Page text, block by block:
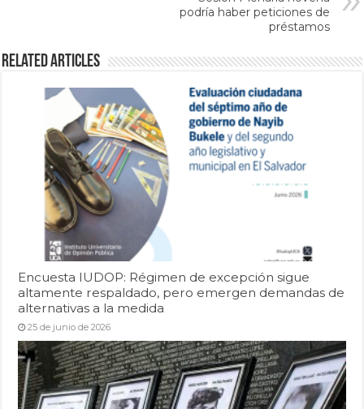
podría haber peticiones de
préstamos
Related Articles
Encuesta IUDOP: Régimen de excepción sigue
altamente respaldado, pero emergen demandas de
alternativas a la medida
25 de junio de 2026